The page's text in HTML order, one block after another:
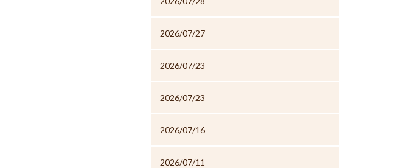
2026/07/27
2026/07/23
2026/07/23
2026/07/16
2026/07/11